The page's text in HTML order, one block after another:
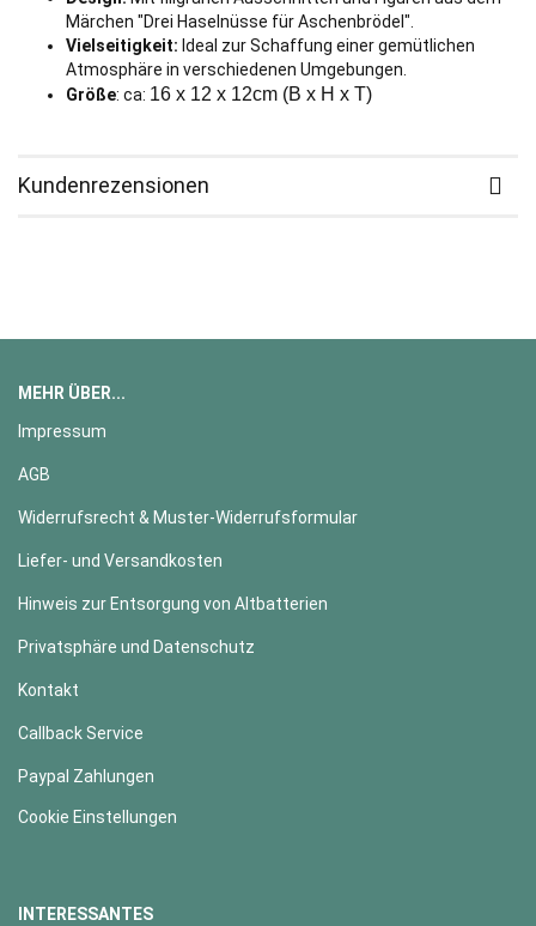
Märchen "Drei Haselnüsse für Aschenbrödel".
Vielseitigkeit: Ideal zur Schaffung einer gemütlichen
Atmosphäre in verschiedenen Umgebungen.
Größe: ca: 16 x 12 x 12cm (B x H x T)
Kundenrezensionen
MEHR ÜBER...
Impressum
AGB
Widerrufsrecht & Muster-Widerrufsformular
Liefer- und Versandkosten
Hinweis zur Entsorgung von Altbatterien
Privatsphäre und Datenschutz
Kontakt
Callback Service
Paypal Zahlungen
Cookie Einstellungen
INTERESSANTES